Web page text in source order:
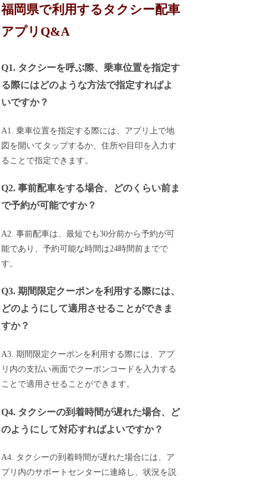
福岡県で利用するタクシー配車
アプリQ&A
Q1. タクシーを呼ぶ際、乗車位置を指定す
る際にはどのような方法で指定すればよ
いですか？
A1. 乗車位置を指定する際には、アプリ上で地
図を開いてタップするか、住所や目印を入力す
ることで指定できます。
Q2. 事前配車をする場合、どのくらい前ま
で予約が可能ですか？
A2. 事前配車は、最短でも30分前から予約が可
能であり、予約可能な時間は24時間前までで
す。
Q3. 期間限定クーポンを利用する際には、
どのようにして適用させることができま
すか？
A3. 期間限定クーポンを利用する際には、アプ
リ内の支払い画面でクーポンコードを入力する
ことで適用させることができます。
Q4. タクシーの到着時間が遅れた場合、ど
のようにして対応すればよいですか？
A4. タクシーの到着時間が遅れた場合には、ア
プリ内のサポートセンターに連絡し、状況を説